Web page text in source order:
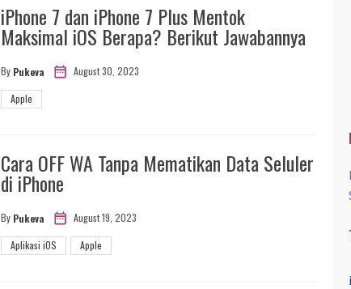
iPhone 7 dan iPhone 7 Plus Mentok
Maksimal iOS Berapa? Berikut Jawabannya
By Pukeva August 30, 2023
Apple
Cara OFF WA Tanpa Mematikan Data Seluler
di iPhone
By Pukeva August 19, 2023
Aplikasi iOS Apple